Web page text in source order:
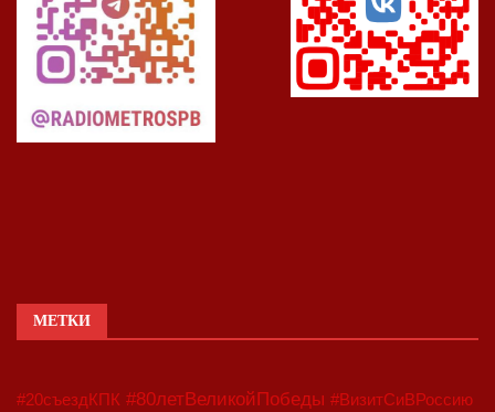
МЕТКИ
#20съездКПК #80летВеликойПобеды #ВизитСиВРоссию